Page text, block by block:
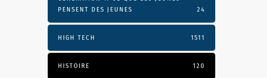
PENSENT DES JEUNES
24
HIGH TECH 1511
HISTOIRE 120